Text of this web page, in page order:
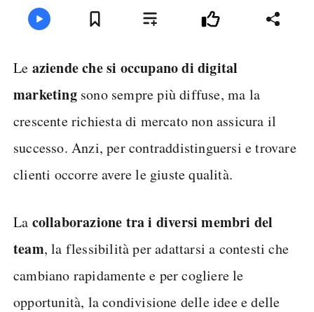
Le aziende che si occupano di digital
marketingsono sempre più diffuse, ma la
crescente richiesta di mercato non assicura il
successo. Anzi, per contraddistinguersi e trovare
clienti occorre avere le giuste qualità.
La collaborazione tra i diversi membri del
team, la flessibilità per adattarsi a contesti che
cambiano rapidamente e per cogliere le
opportunità, la condivisione delle idee e delle